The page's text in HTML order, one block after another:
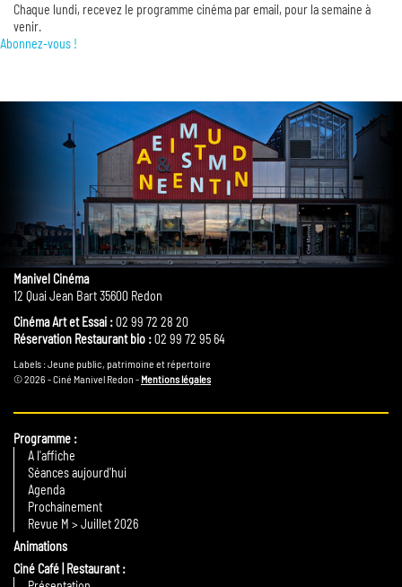
Chaque lundi, recevez le programme cinéma par email, pour la semaine à
venir.
Abonnez-vous !
Manivel Cinéma
12 Quai Jean Bart 35600 Redon
Cinéma Art et Essai :02 99 72 28 20
Réservation Restaurant bio :02 99 72 95 64
Labels : Jeune public, patrimoine et répertoire
© 2026 - Ciné Manivel Redon - Mentions légales
Programme
A l'affiche
Séances aujourd'hui
Agenda
Prochainement
Revue M > Juillet 2026
Animations
Ciné Café | Restaurant